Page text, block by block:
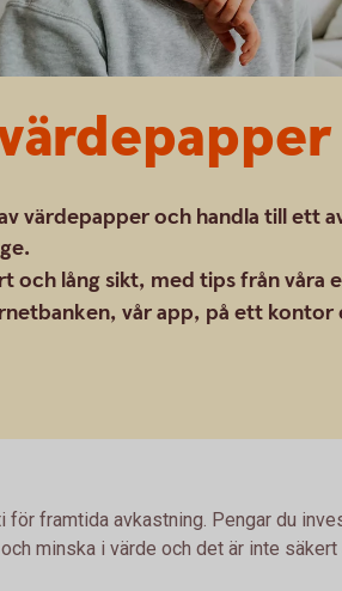
värdepapper och handla till ett
och lång sikt, med tips från våra
vår app, på ett kontor
för framtida avkastning. Pengar du
minska i värde och det är inte